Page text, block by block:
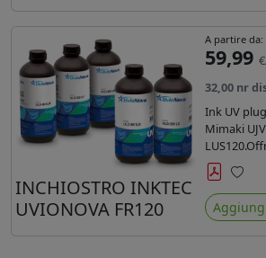
INCHIOSTRO INKTEC
UVIONOVA FR120
A partire da:
59,99
32,00 nr
Ink UV
Mimaki
colori,una
minore
ink Mimaki